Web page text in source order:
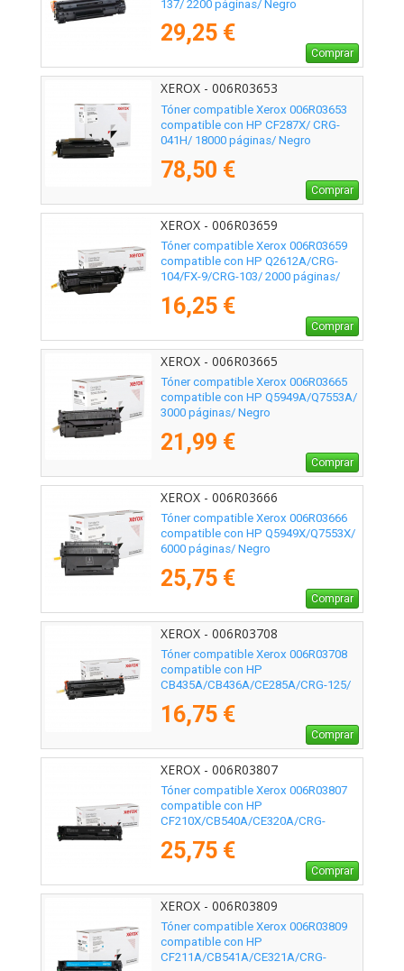
137/ 2200 páginas/ Negro
29,25 €
Comprar
XEROX - 006R03653
Tóner compatible Xerox 006R03653
compatible con HP CF287X/ CRG-
041H/ 18000 páginas/ Negro
78,50 €
Comprar
XEROX - 006R03659
Tóner compatible Xerox 006R03659
compatible con HP Q2612A/CRG-
104/FX-9/CRG-103/ 2000 páginas/
16,25 €
Comprar
XEROX - 006R03665
Tóner compatible Xerox 006R03665
compatible con HP Q5949A/Q7553A/
3000 páginas/ Negro
21,99 €
Comprar
XEROX - 006R03666
Tóner compatible Xerox 006R03666
compatible con HP Q5949X/Q7553X/
6000 páginas/ Negro
25,75 €
Comprar
XEROX - 006R03708
Tóner compatible Xerox 006R03708
compatible con HP
CB435A/CB436A/CE285A/CRG-125/
16,75 €
Comprar
XEROX - 006R03807
Tóner compatible Xerox 006R03807
compatible con HP
CF210X/CB540A/CE320A/CRG-
Negro
25,75 €
Comprar
XEROX - 006R03809
Tóner compatible Xerox 006R03809
compatible con HP
CF211A/CB541A/CE321A/CRG-